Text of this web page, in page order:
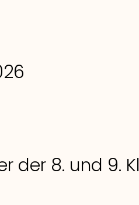
der 8. und 9.